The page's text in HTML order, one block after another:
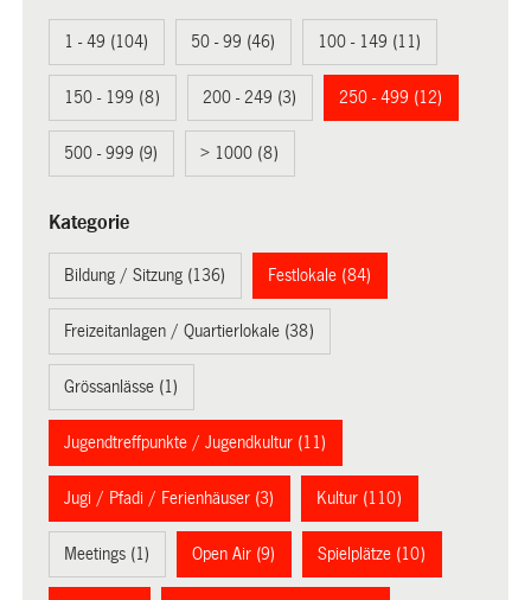
1 - 49 (104) 50 - 99 (46) 100 - 149 (11)
150 - 199 (8) 200 - 249 (3) 250 - 499 (12)
500 - 999 (9) > 1000 (8)
Kategorie
Bildung / Sitzung (136) Festlokale (84)
Freizeitanlagen / Quartierlokale (38)
Grössanlässe (1)
Jugendtreffpunkte / Jugendkultur (11)
Jugi / Pfadi / Ferienhäuser (3) Kultur (110)
Meetings (1) Open Air (9) Spielplätze (10)